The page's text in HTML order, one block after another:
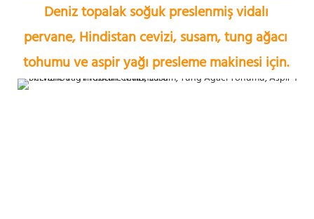
Deniz topalak soğuk preslenmiş vidalı
pervane, Hindistan cevizi, susam, tung ağacı
tohumu ve aspir yağı presleme makinesi için.